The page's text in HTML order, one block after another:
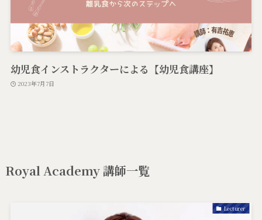
幼児食インストラクターによる【幼児食講座】
2023年7月7日
Royal Academy 講師一覧
Lecturer